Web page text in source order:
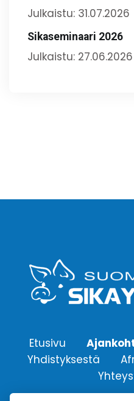
Julkaistu: 31.07.2026
Sikaseminaari 2026
Julkaistu: 27.06.2026
Etusivu
Yhdistyksestä